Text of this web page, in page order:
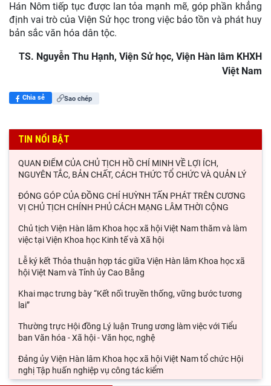
Hán Nôm tiếp tục được lan tỏa mạnh mẽ, góp phần khẳng
định vai trò của Viện Sử học trong việc bảo tồn và phát huy
bản sắc văn hóa dân tộc.
TS. Nguyễn Thu Hạnh, Viện Sử học, Viện Hàn lâm KHXH
Việt Nam
Chia sẻ Sao chép
TIN NỔI BẬT
QUAN ĐIỂM CỦA CHỦ TỊCH HỒ CHÍ MINH VỀ LỢI ÍCH,
NGUYÊN TẮC, BẢN CHẤT, CÁCH THỨC TỔ CHỨC VÀ QUẢN LÝ
ĐÓNG GÓP CỦA ĐỒNG CHÍ HUỲNH TẤN PHÁT TRÊN CƯƠNG
VỊ CHỦ TỊCH CHÍNH PHỦ CÁCH MẠNG LÂM THỜI CỘNG
Chủ tịch Viện Hàn lâm Khoa học xã hội Việt Nam thăm và làm
việc tại Viện Khoa học Kinh tế và Xã hội
Lễ ký kết Thỏa thuận hợp tác giữa Viện Hàn lâm Khoa học xã
hội Việt Nam và Tỉnh ủy Cao Bằng
Khai mạc trưng bày “Kết nối truyền thống, vững bước tương
lai”
Thường trực Hội đồng Lý luận Trung ương làm việc với Tiểu
ban Văn hóa - Xã hội - Văn học, nghệ
Đảng ủy Viện Hàn lâm Khoa học xã hội Việt Nam tổ chức Hội
nghị Tập huấn nghiệp vụ công tác kiểm